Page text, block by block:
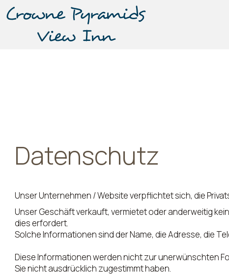
Datenschutz
Unser Unternehmen / Website verpflichtet sich, die
Unser Geschäft verkauft, vermietet oder anderweitig
dies erfordert.
Solche Informationen sind der Name, die Adresse, die
Diese Informationen werden nicht zur unerwünschten
Sie nicht ausdrücklich zugestimmt haben.